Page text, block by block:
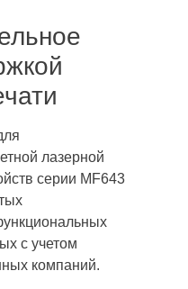
лазерной
серии MF643
с учетом
компаний.